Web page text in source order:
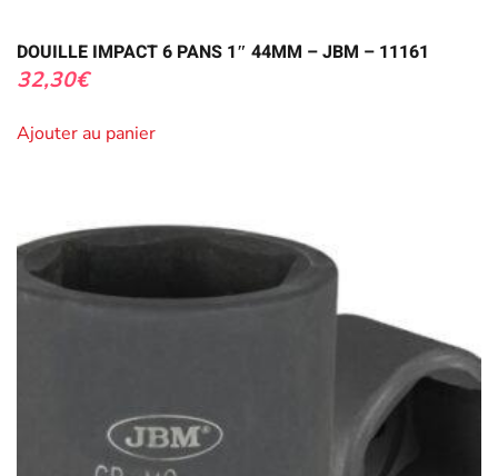
DOUILLE IMPACT 6 PANS 1″ 44MM – JBM – 11161
32,30€
Ajouter au panier